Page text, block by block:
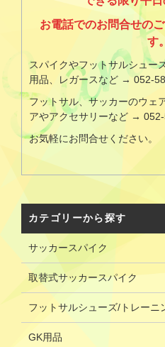
お電話でのお問合せの
す
スパイクやフットサルシュー
用品、レガースなど → 052-
フットサル、サッカーのウェ
アやアクセサリーなど →
お気軽にお問合せください。
カテゴリーから探す
サッカースパイク
取替式サッカースパイク
フットサルシューズ/トレーニ
GK用品